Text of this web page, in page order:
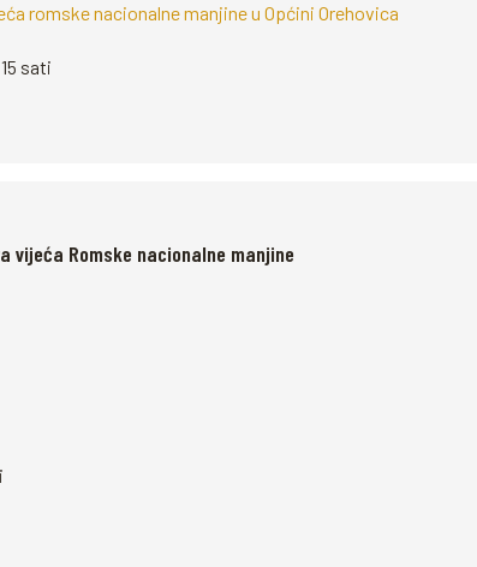
romske nacionalne manjine u Općini Orehovica
sati
Romske nacionalne manjine